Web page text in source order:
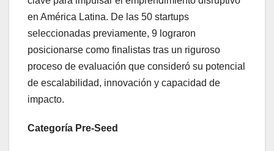
en América Latina. De las 50 startups
seleccionadas previamente, 9 lograron
posicionarse como finalistas tras un riguroso
proceso de evaluación que consideró su potencial
de escalabilidad, innovación y capacidad de
impacto.
Categoría Pre-Seed